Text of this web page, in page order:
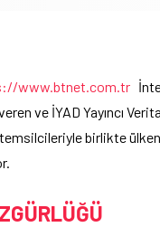
www.btnet.com.tr
ve İYAD Yayıncı
birlikte